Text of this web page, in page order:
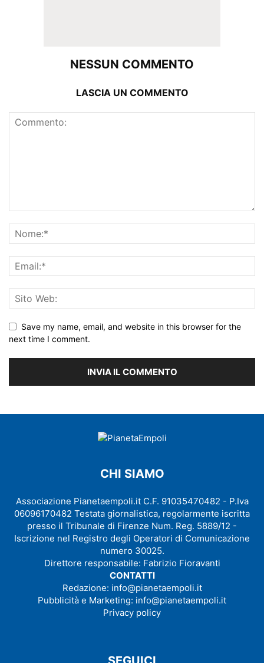
NESSUN COMMENTO
LASCIA UN COMMENTO
Save my name, email, and website in this browser for the
next time I comment.
CHI SIAMO
Associazione Pianetaempoli.it C.F. 91035470482 - P.Iva
06096170482 Testata giornalistica, regolarmente iscritta
presso il Tribunale di Firenze Num. Reg. 5889/12 -
Iscrizione nel Registro degli Operatori di Comunicazione
numero 30025.
Direttore responsabile: Fabrizio Fioravanti
CONTATTI
Redazione: info@pianetaempoli.it
Pubblicità e Marketing: info@pianetaempoli.it
Privacy policy